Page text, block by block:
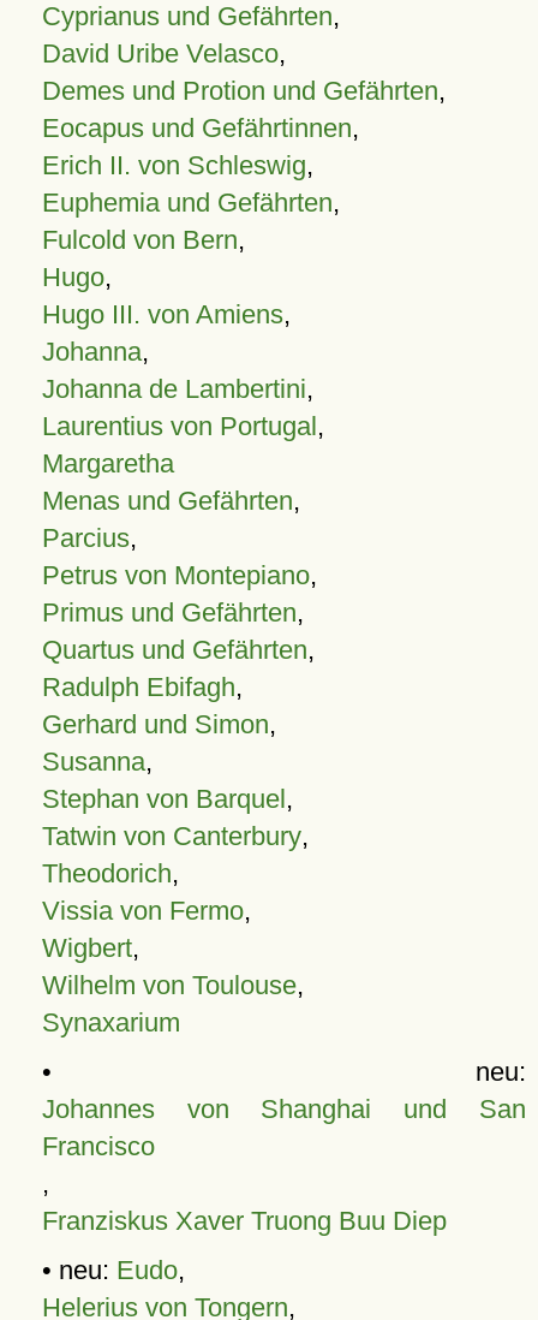
Cyprianus und Gefährten,
David Uribe Velasco,
Demes und Protion und Gefährten,
Eocapus und Gefährtinnen,
Erich II. von Schleswig,
Euphemia und Gefährten,
Fulcold von Bern,
Hugo,
Hugo III. von Amiens,
Johanna,
Johanna de Lambertini,
Laurentius von Portugal,
Margaretha
Menas und Gefährten,
Parcius,
Petrus von Montepiano,
Primus und Gefährten,
Quartus und Gefährten,
Radulph Ebifagh,
Gerhard und Simon,
Susanna,
Stephan von Barquel,
Tatwin von Canterbury,
Theodorich,
Vissia von Fermo,
Wigbert,
Wilhelm von Toulouse,
Synaxarium
• neu:
Johannes von Shanghai und San
Francisco
,
Franziskus Xaver Truong Buu Diep
• neu: Eudo,
Helerius von Tongern,